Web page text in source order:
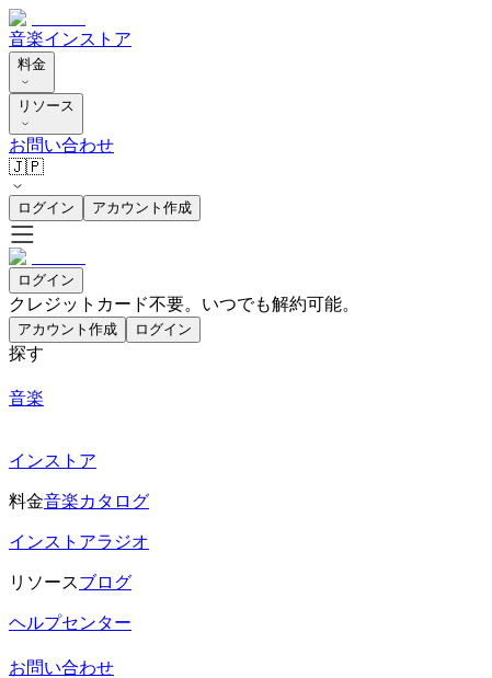
音楽インストア
料金
リソース
お問い合わせ
🇯🇵
ログイン アカウント作成
ログイン
クレジットカード不要。いつでも解約可能。
アカウント作成 ログイン
探す
音楽
インストア
料金音楽カタログ
インストアラジオ
リソースブログ
ヘルプセンター
お問い合わせ